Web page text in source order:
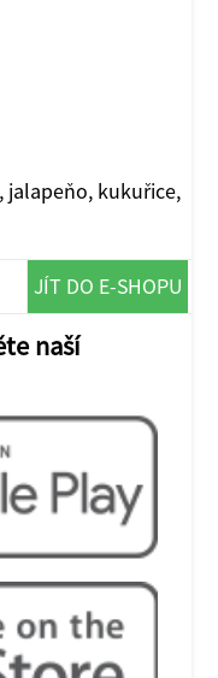
jalapeňo, kukuřice,
JÍT DO E-SHOPU
naší